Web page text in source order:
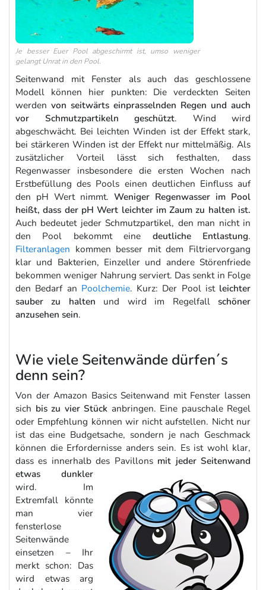
Je besser Euer Pool abgeschirmt ist, umso weniger
gelangt Unrat in den Pool.
Seitenwand mit Fenster als auch das geschlossene
Modell können hier punkten: Die verdeckten Seiten
werden von seitwärts einprasselnden Regen und auch
vor Schmutzpartikeln geschützt. Wind wird
abgeschwächt. Bei leichten Winden ist der Effekt stark,
bei stärkeren Winden ist der Effekt nur mittelmäßig. Als
zusätzlicher Vorteil lässt sich festhalten, dass
Regenwasser insbesondere die ersten Wochen nach
Erstbefüllung des Pools einen deutlichen Einfluss auf
den pH Wert nimmt. Weniger Regenwasser im Pool
heißt, dass der pH Wert leichter im Zaum zu halten ist.
Auch bedeutet jeder Schmutzpartikel, den man nicht in
den Pool bekommt eine deutliche Entlastung.
Filteranlagen kommen besser mit dem Filtriervorgang
klar und Bakterien, Einzeller und andere Störenfriede
bekommen weniger Nahrung serviert. Das senkt in Folge
den Bedarf an Poolchemie. Kurz: Der Pool ist leichter
sauber zu halten und wird im Regelfallschöner
anzusehen sein.
Wie viele Seitenwände dürfen´s
denn sein?
Von der Amazon Basics Seitenwand mit Fenster lassen
sich bis zu vier Stück anbringen. Eine pauschale Regel
oder Empfehlung können wir nicht aufstellen. Nicht nur
ist das eine Budgetsache, sondern je nach Geschmack
können die Erfordernisse anders sein. Es ist wohl klar,
dass es innerhalb des Pavillons mit jeder Seitenwand
etwas dunkler
wird. Im
Extremfall könnte
man vier
fensterlose
Seitenwände
einsetzen – Ihr
merkt schon: Das
wird etwas arg